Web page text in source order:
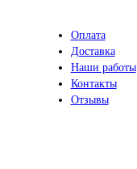
Оплата
Доставка
Наши работы
Контакты
Отзывы